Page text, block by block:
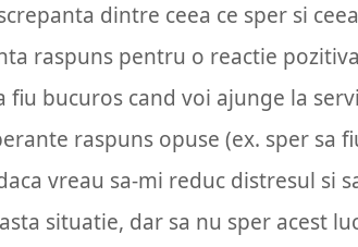
dintre ceea ce sper si
raspuns pentru o reactie
bucuros cand voi ajunge la
raspuns opuse (ex. sper sa
vreau sa-mi reduc distresul si
situatie, dar sa nu sper acest